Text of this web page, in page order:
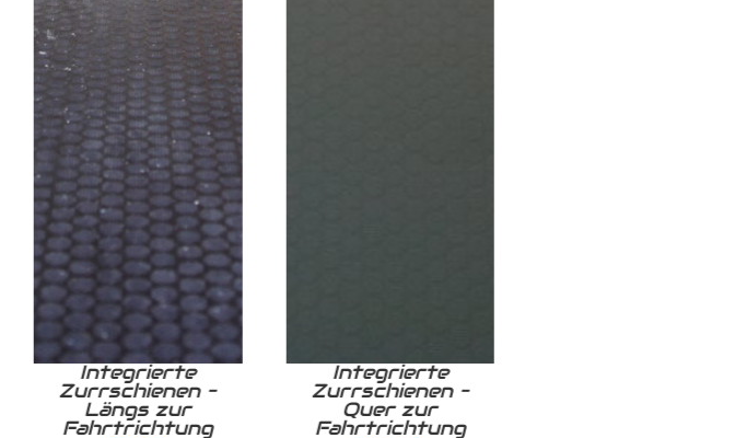
Integrierte
Zurrschienen –
Längs zur
Fahrtrichtung
Integrierte
Zurrschienen –
Quer zur
Fahrtrichtung